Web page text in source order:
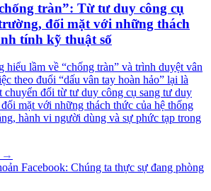
tràn”: Từ tư duy công cụ
đối mặt với những thách
tính kỹ thuật số
hiểu lầm về “chống tràn” và trình duyệt vân
theo đuổi “dấu vân tay hoàn hảo” lại là
chuyển đổi từ tư duy công cụ sang tư duy
mặt với những thách thức của hệ thống
hành vi người dùng và sự phức tạp trong
→